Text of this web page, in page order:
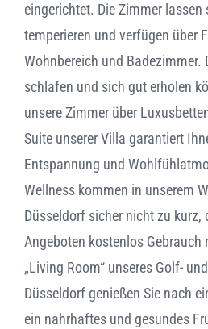
eingerichtet. Die Zimmer lassen
temperieren und verfügen über
Wohnbereich und Badezimmer.
schlafen und sich gut erholen
unsere Zimmer über
Suite unserer Villa garantiert
Entspannung und
Wellness kommen in unserem
Düsseldorf sicher nicht zu kurz,
Angeboten kostenlos Gebrauch
„Living Room“ unseres Golf-
Düsseldorf genießen Sie nach
ein nahrhaftes und gesundes